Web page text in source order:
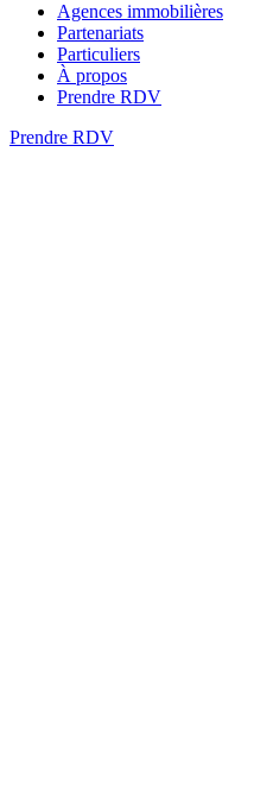
Agences immobilières
Partenariats
Particuliers
À propos
Prendre RDV
Prendre RDV